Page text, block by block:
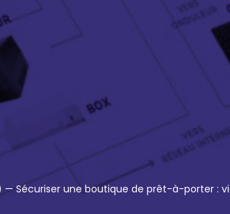
Sécuriser une boutique de prêt-à-porter :